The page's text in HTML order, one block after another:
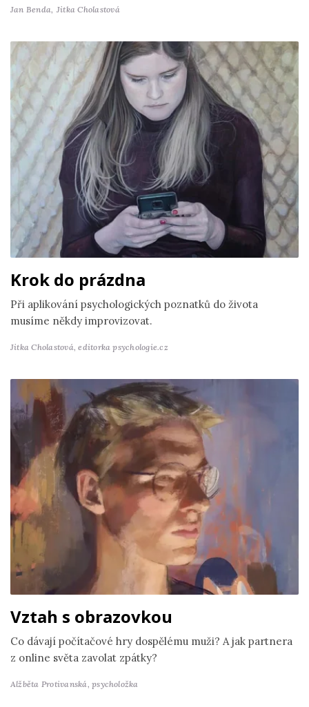
Jan Benda, Jitka Cholastová
Krok do prázdna
Při aplikování psychologických poznatků do života
musíme někdy improvizovat.
Jitka Cholastová,editorka psychologie.cz
Vztah s obrazovkou
Co dávají počítačové hry dospělému muži? A jak partnera
z online světa zavolat zpátky?
Alžběta Protivanská,psycholožka